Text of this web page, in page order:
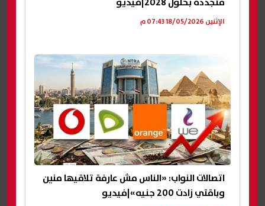
الإثنين 18/05/2026 07:43 م
اتصالات النواب: «الناس مش عارفة تلاقيها منين
وباقتي زادت 200 جنيه»|فيديو